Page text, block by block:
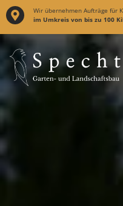
Wir übernehmen Aufträge für
im Umkreis von bis zu 100